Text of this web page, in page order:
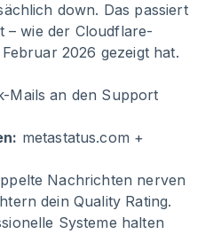
down. Das passiert
– wie der Cloudflare-
2026 gezeigt hat.
Mails an den Support
metastatus.com +
Nachrichten nerven
dein Quality Rating.
Systeme halten